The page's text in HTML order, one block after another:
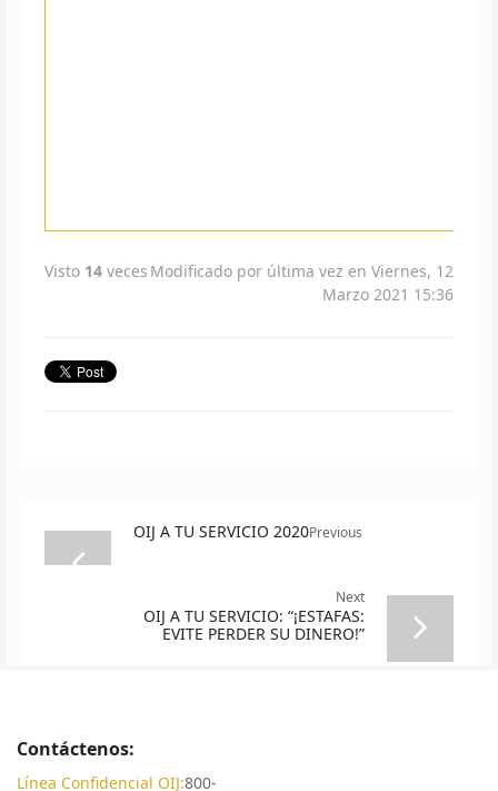
Visto 14 veces Modificado por última vez en Viernes, 12
Marzo 2021 15:36
Previous
OIJ A TU SERVICIO 2020
Next
OIJ A TU SERVICIO: “¡ESTAFAS:
EVITE PERDER SU DINERO!”
Contáctenos:
Línea Confidencial OIJ:800-